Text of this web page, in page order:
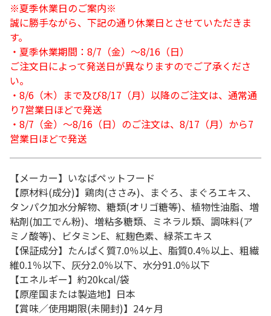
※夏季休業日のご案内※
誠に勝手ながら、下記の通り休業日とさせていただきま
す。
・夏季休業期間：8/7（金）～8/16（日）
ご注文日によって発送日が異なりますのでご了承くださ
い。
・8/6（木）まで及び8/17（月）以降のご注文は、通常通
り7営業日ほどで発送
・8/7（金）～8/16（日）のご注文は、8/17（月）から7
営業日ほどで発送
【メーカー】いなばペットフード
【原材料(成分)】鶏肉(ささみ)、まぐろ、まぐろエキス、
タンパク加水分解物、糖類(オリゴ糖等)、植物性油脂、増
粘剤(加工でん粉)、増粘多糖類、ミネラル類、調味料(ア
ミノ酸等)、ビタミンE、紅麹色素、緑茶エキス
【保証成分】たんぱく質7.0％以上、脂質0.4％以上、粗繊
維0.1％以下、灰分2.0％以下、水分91.0％以下
【エネルギー】約20kcal/袋
【原産国または製造地】日本
【賞味／使用期限(未開封)】24ヶ月